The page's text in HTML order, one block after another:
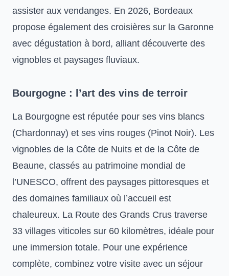
assister aux vendanges. En 2026, Bordeaux
propose également des croisières sur la Garonne
avec dégustation à bord, alliant découverte des
vignobles et paysages fluviaux.
Bourgogne : l’art des vins de terroir
La Bourgogne est réputée pour ses vins blancs
(Chardonnay) et ses vins rouges (Pinot Noir). Les
vignobles de la Côte de Nuits et de la Côte de
Beaune, classés au patrimoine mondial de
l’UNESCO, offrent des paysages pittoresques et
des domaines familiaux où l’accueil est
chaleureux. La Route des Grands Crus traverse
33 villages viticoles sur 60 kilomètres, idéale pour
une immersion totale. Pour une expérience
complète, combinez votre visite avec un séjour